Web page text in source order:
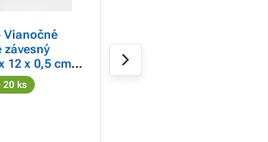
Vianočné
závesný
12 x 0,5 cm,
20 ks
dekorácia závesná
snehová vločka,
drevená 14 x 0,5 x 15